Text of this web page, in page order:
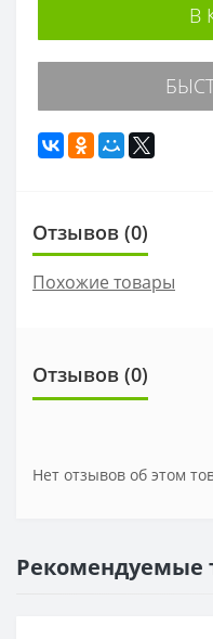
В
Отзывов (0)
Похожие товары
Отзывов (0)
Нет отзывов об этом
Рекомендуемые